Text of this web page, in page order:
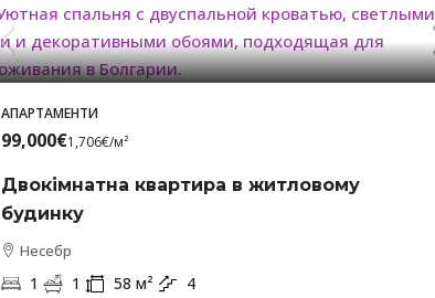
АПАРТАМЕНТИ
99,000€1,706€/м²
Двокімнатна квартира в житловому
будинку
Несебр
1 1 58 м² 4